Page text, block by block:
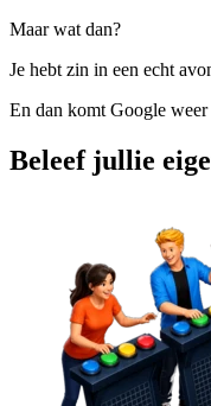
Maar wat dan?
Je hebt zin in een echt
En dan komt Google
Beleef jullie